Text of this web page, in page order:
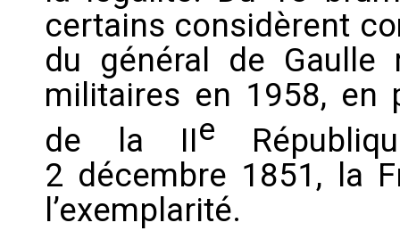
certains considèrent
du général de
militaires en 1958, en
de la IIe
2 décembre 1851, la
l’exemplarité.